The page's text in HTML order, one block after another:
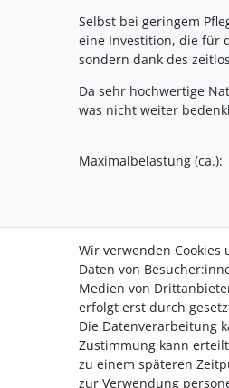
Selbst bei geringem
eine Investition, die für
sondern dank des
Da sehr hochwertige
was nicht weiter
Maximalbelastung
Versandkostenfrei ab
Zahlung
Versand
Wir verwenden
Daten von
Medien von
erfolgt erst durch
Die Datenverarbeitung
Zustimmung kann
zu einem späteren
zur Verwendung